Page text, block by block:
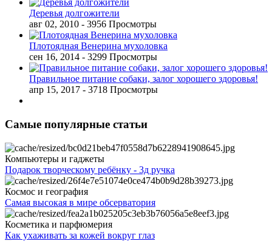
Деревья долгожители
авг 02, 2010 - 3956 Просмотры
Плотоядная Венерина мухоловка
сен 16, 2014 - 3299 Просмотры
Правильное питание собаки, залог хорошего здоровья!
апр 15, 2017 - 3718 Просмотры
Самые популярные статьи
Компьютеры и гаджеты
Подарок творческому ребёнку - 3д ручка
Космос и география
Самая высокая в мире обсерватория
Косметика и парфюмерия
Как ухаживать за кожей вокруг глаз